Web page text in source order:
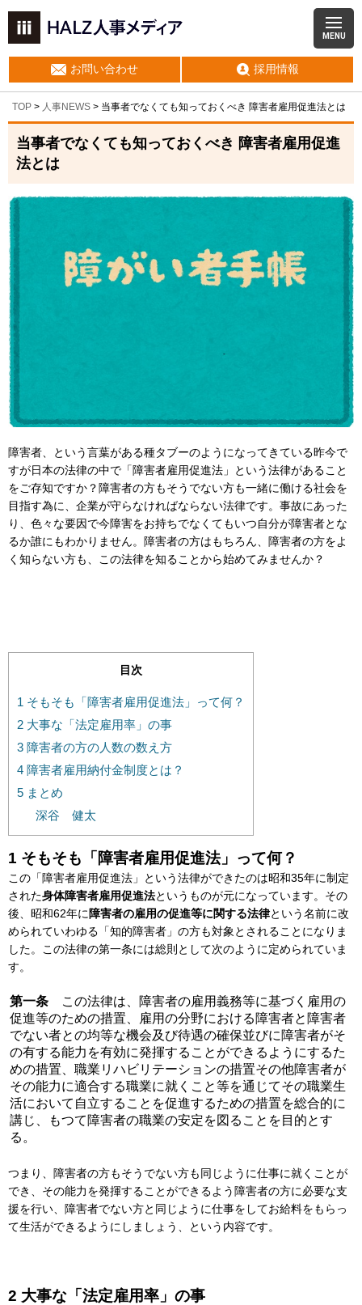
MENU
お問い合わせ 採用情報
TOP > 人事NEWS > 当事者でなくても知っておくべき 障害者雇用促進法とは
当事者でなくても知っておくべき 障害者雇用促進
法とは
障害者、という言葉がある種タブーのようになってきている昨今で
すが日本の法律の中で「障害者雇用促進法」という法律があること
をご存知ですか？障害者の方もそうでない方も一緒に働ける社会を
目指す為に、企業が守らなければならない法律です。事故にあった
り、色々な要因で今障害をお持ちでなくてもいつ自分が障害者とな
るか誰にもわかりません。障害者の方はもちろん、障害者の方をよ
く知らない方も、この法律を知ることから始めてみませんか？
目次
1 そもそも「障害者雇用促進法」って何？
2 大事な「法定雇用率」の事
3 障害者の方の人数の数え方
4 障害者雇用納付金制度とは？
5 まとめ
深谷 健太
1 そもそも「障害者雇用促進法」って何？
この「障害者雇用促進法」という法律ができたのは昭和35年に制定
された身体障害者雇用促進法というものが元になっています。その
後、昭和62年に 障害者の雇用の促進等に関する法律という名前に改
められていわゆる「知的障害者」の方も対象とされることになりま
した。この法律の第一条には総則として次のように定められていま
す。
第一条 この法律は、障害者の雇用義務等に基づく雇用の
促進等のための措置、雇用の分野における障害者と障害者
でない者との均等な機会及び待遇の確保並びに障害者がそ
の有する能力を有効に発揮することができるようにするた
めの措置、職業リハビリテーションの措置その他障害者が
その能力に適合する職業に就くこと等を通じてその職業生
活において自立することを促進するための措置を総合的に
講じ、もつて障害者の職業の安定を図ることを目的とす
る。
つまり、障害者の方もそうでない方も同じように仕事に就くことが
でき、その能力を発揮することができるよう障害者の方に必要な支
援を行い、障害者でない方と同じように仕事をしてお給料をもらっ
て生活ができるようにしましょう、という内容です。
2 大事な「法定雇用率」の事